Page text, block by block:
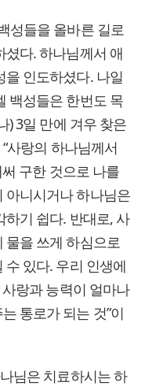
성들을 올바른 길로
셨다. 하나님께서 애
인도하셨다. 나일
백성들은 한번도 목
) 3일 만에 겨우 찾은
사랑의 하나님께서
구한 것으로 나를
아니시거나 하나님은
기 쉽다. 반대로, 사
물을 쓰게 하심으로
있다. 우리 인생에
랑과 능력이 얼마나
통로가 되는 것”이
님은 치료하시는 하